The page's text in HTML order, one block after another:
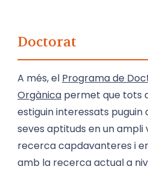
Doctorat
A més, el Programa de
Orgànica permet que tots
estiguin interessats puguin
seves aptituds en un ampli
recerca capdavanteres i
amb la recerca actual a